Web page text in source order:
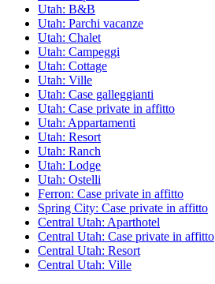
Utah: B&B
Utah: Parchi vacanze
Utah: Chalet
Utah: Campeggi
Utah: Cottage
Utah: Ville
Utah: Case galleggianti
Utah: Case private in affitto
Utah: Appartamenti
Utah: Resort
Utah: Ranch
Utah: Lodge
Utah: Ostelli
Ferron: Case private in affitto
Spring City: Case private in affitto
Central Utah: Aparthotel
Central Utah: Case private in affitto
Central Utah: Resort
Central Utah: Ville